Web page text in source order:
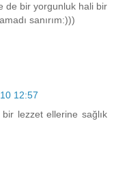
de bir yorgunluk hali bir
sanırım:)))
12:57
lezzet ellerine sağlık